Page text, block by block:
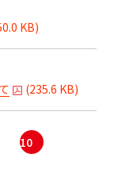
KB)
(235.6 KB)
10